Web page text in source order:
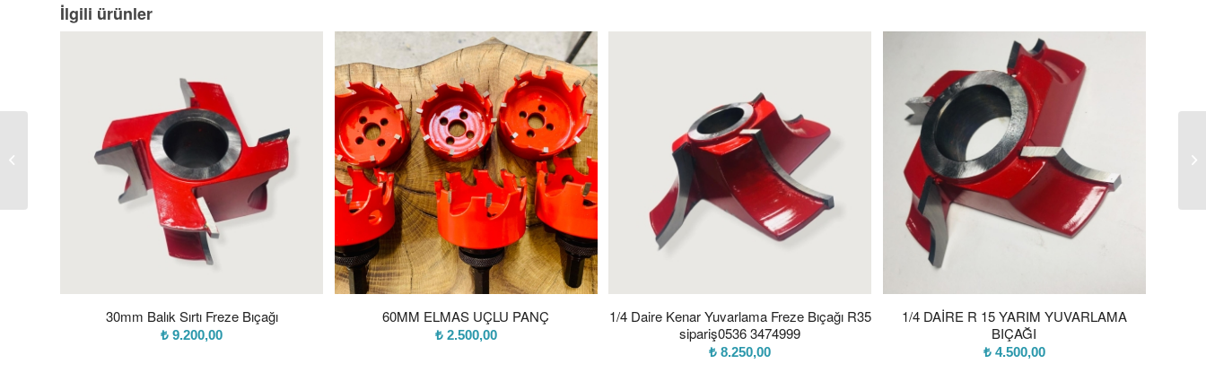
İlgili ürünler
30mm Balık Sırtı Freze Bıçağı
₺ 9.200,00
60MM ELMAS UÇLU PANÇ
₺2.500,00
1/4 Daire Kenar Yuvarlama Freze Bıçağı R35
sipariş0536 3474999
₺ 8.250,00
1/4 DAİRE R 15 YARIM YUVARLAMA
BIÇAĞI
₺4.500,00
R 30 1/4 Daire Kenar
Yuvarlama Freze Bıçağı